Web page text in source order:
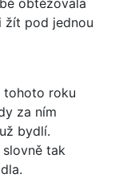
žít pod jednou
tohoto roku
za ním
bydlí.
tak